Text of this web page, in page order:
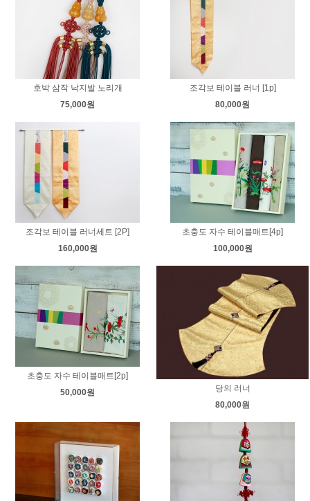
호박 삼작 낙지발 노리개
75,000원
조각보 테이블 러너 [1p]
80,000원
조각보 테이블 러너세트 [2P]
160,000원
초충도 자수 테이블매트[4p]
100,000원
초충도 자수 테이블매트[2p]
50,000원
당의 러너
80,000원